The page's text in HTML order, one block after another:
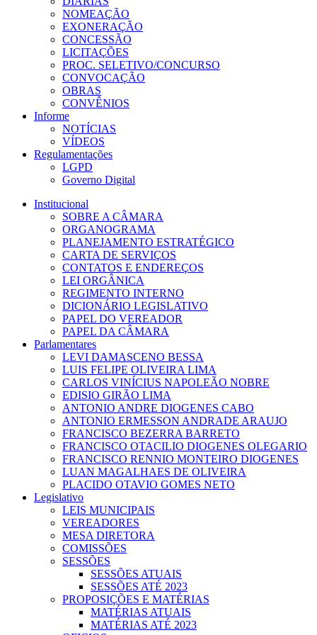
NOMEAÇÃO
EXONERAÇÃO
CONCESSÃO
LICITAÇÕES
PROC. SELETIVO/CONCURSO
CONVOCAÇÃO
OBRAS
CONVÊNIOS
Informe
NOTÍCIAS
VÍDEOS
Regulamentações
LGPD
Governo Digital
Institucional
SOBRE A CÂMARA
ORGANOGRAMA
PLANEJAMENTO ESTRATÉGICO
CARTA DE SERVIÇOS
CONTATOS E ENDEREÇOS
LEI ORGÂNICA
REGIMENTO INTERNO
DICIONÁRIO LEGISLATIVO
PAPEL DO VEREADOR
PAPEL DA CÂMARA
Parlamentares
LEVI DAMASCENO BESSA
LUIS FELIPE OLIVEIRA LIMA
CARLOS VINÍCIUS NAPOLEÃO NOBRE
EDISIO GIRÃO LIMA
ANTONIO ANDRE DIOGENES CABO
ANTONIO ERMESSON ANDRADE ARAUJO
FRANCISCO BEZERRA BARRETO
FRANCISCO OTACILIO DIOGENES OLEGARIO
FRANCISCO RENNIO MONTEIRO DIOGENES
LUAN MAGALHAES DE OLIVEIRA
PLACIDO OTAVIO GOMES NETO
Legislativo
LEIS MUNICIPAIS
VEREADORES
MESA DIRETORA
COMISSÕES
SESSÕES
SESSÕES ATUAIS
SESSÕES ATÉ 2023
PROPOSIÇÕES E MATÉRIAS
MATÉRIAS ATUAIS
MATÉRIAS ATÉ 2023